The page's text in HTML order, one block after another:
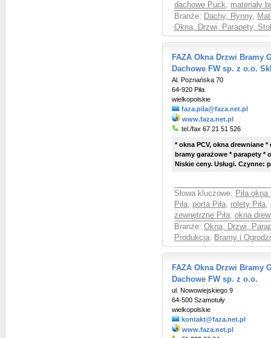
dachowe Puck, materiały
Branże: Dachy, Rynny,
Okna, Drzwi, Parapety,
FAZA Okna Drzwi Bramy
Dachowe FW sp. z o.o.
Al. Poznańska 70
64-920 Piła
wielkopolskie
faza.pila@faza.net.pl
www.faza.net.pl
tel./fax 67 21 51 526
* okna PCV, okna drewniane
bramy garażowe * parapety *
Niskie ceny. Usługi. Czynne:
Słowa kluczowe: Piła okna
Piła, porta Piła, rolety Piła,
zewnętrzne Piła, okna
Branże: Okna, Drzwi,
Produkcja, Bramy i
FAZA Okna Drzwi Bramy
Dachowe FW sp. z o.o.
ul. Nowowiejskiego 9
64-500 Szamotuły
wielkopolskie
kontakt@faza.net.pl
www.faza.net.pl